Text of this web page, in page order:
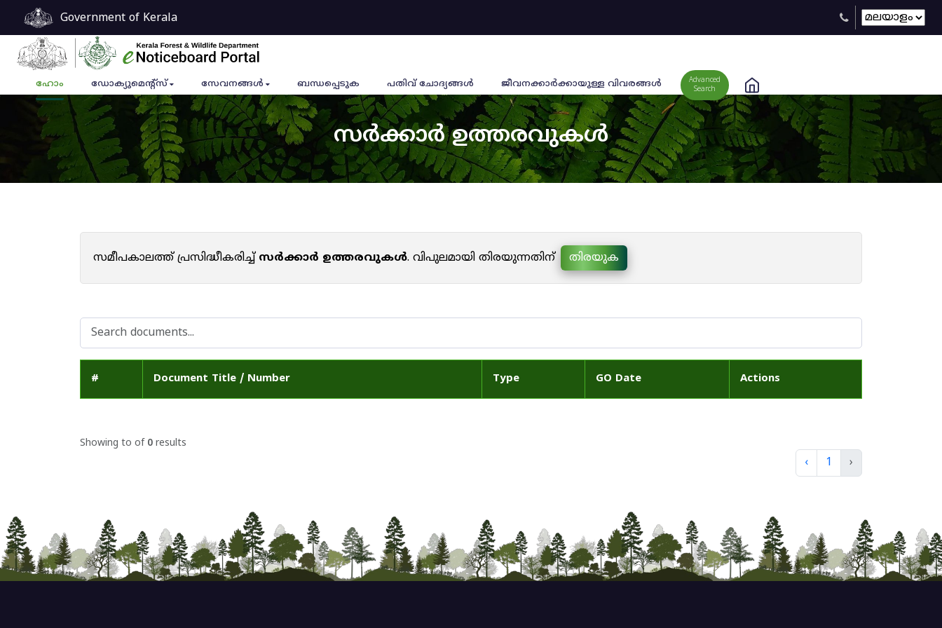
Government of Kerala
ഹോം ഡോക്യുമെൻ്റ്സ് സേവനങ്ങൾ ബന്ധപ്പെടുക പതിവ് ചോദ്യങ്ങൾ ജീവനക്കാര്‍ക്കായുള്ള വിവരങ്ങള്‍
Advanced
Search
സർക്കാർ ഉത്തരവുകൾ
സമീപകാലത്ത് പ്രസിദ്ധീകരിച്ച്സർക്കാർ ഉത്തരവുകൾ. വിപുലമായി തിരയുന്നതിന് തിരയുക
# Document Title / Number Type GO Date Actions
Showing to of 0 results
‹ 1 ›